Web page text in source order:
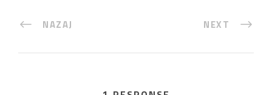
NAZAJ NEXT